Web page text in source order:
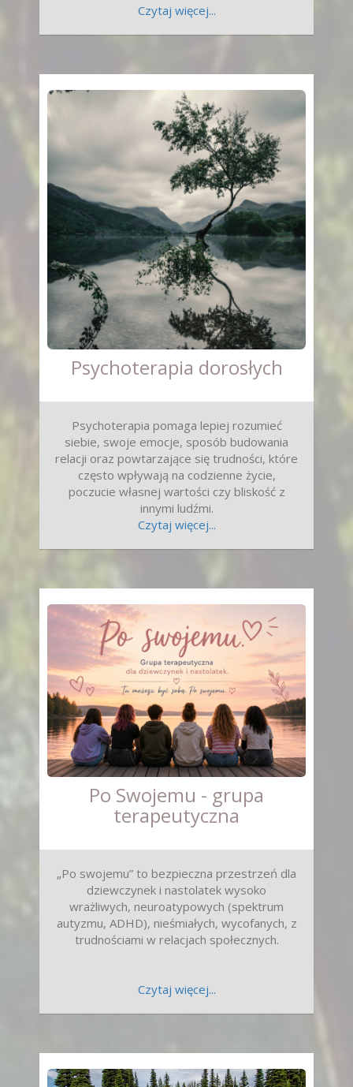
Czytaj więcej...
Psychoterapia dorosłych
Psychoterapia pomaga lepiej rozumieć
siebie, swoje emocje, sposób budowania
relacji oraz powtarzające się trudności, które
często wpływają na codzienne życie,
poczucie własnej wartości czy bliskość z
innymi ludźmi.
Czytaj więcej...
Po Swojemu - grupa
terapeutyczna
„Po swojemu” to bezpieczna przestrzeń dla
dziewczynek i nastolatek wysoko
wrażliwych, neuroatypowych (spektrum
autyzmu, ADHD), nieśmiałych, wycofanych, z
trudnościami w relacjach społecznych.
Czytaj więcej...